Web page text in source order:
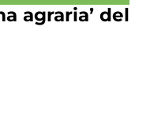
agraria’ del